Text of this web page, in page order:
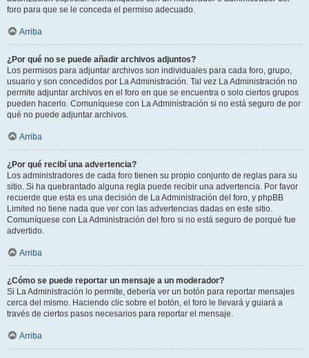
foro para que se le conceda el permiso adecuado.
Arriba
¿Por qué no se puede añadir archivos adjuntos?
Los permisos para adjuntar archivos son individuales para cada foro, grupo,
usuario y son concedidos por La Administración. Tal vez La Administración no
permite adjuntar archivos en el foro en que se encuentra o solo ciertos grupos
pueden hacerlo. Comuníquese con La Administración si no está seguro de por
qué no puede adjuntar archivos.
Arriba
¿Por qué recibí una advertencia?
Los administradores de cada foro tienen su propio conjunto de reglas para su
sitio. Si ha quebrantado alguna regla puede recibir una advertencia. Por favor
recuerde que esta es una decisión de La Administración del foro, y phpBB
Limited no tiene nada que ver con las advertencias dadas en este sitio.
Comuníquese con La Administración del foro si no está seguro de porqué fue
advertido.
Arriba
¿Cómo se puede reportar un mensaje a un moderador?
Si La Administración lo permite, debería ver un botón para reportar mensajes
cerca del mismo. Haciendo clic sobre el botón, el foro le llevará y guiará a
través de ciertos pasos necesarios para reportar el mensaje.
Arriba